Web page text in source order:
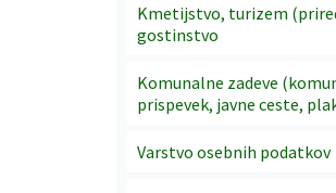
Kmetijstvo, turizem
gostinstvo
Komunalne zadeve
prispevek, javne ceste,
Varstvo osebnih podatkov